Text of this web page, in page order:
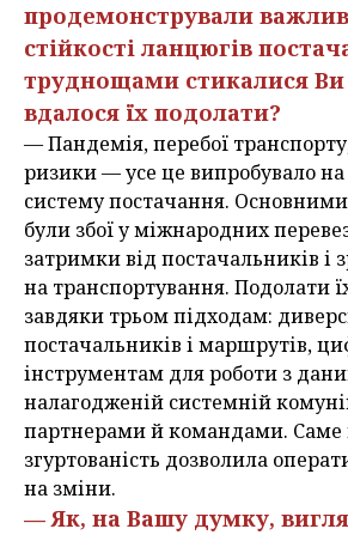
продемонстрували
стійкості ланцюгів
труднощами стикалися Ви
вдалося їх подолати?
— Пандемія, перебої
ризики — усе це випробувало на
систему постачання.
були збої у міжнародних
затримки від постачальників і
на транспортування. Подолати
завдяки трьом підходам:
постачальників і маршрутів,
інструментам для роботи з
налагодженій системній
партнерами й командами.
згуртованість дозволила
на зміни.
— Як, на Вашу думку,